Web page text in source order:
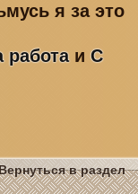
я за это
работаиС
в раздел